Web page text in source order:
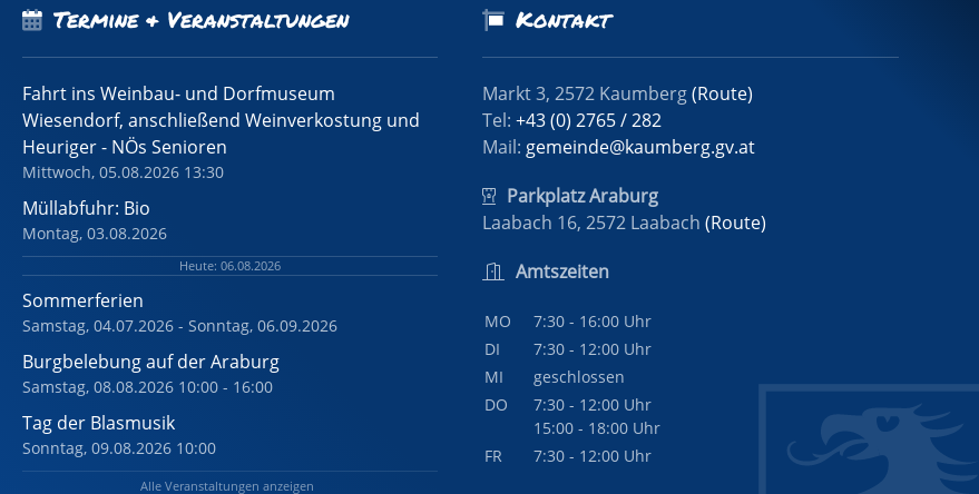
Termine & Veranstaltungen
Fahrt ins Weinbau- und Dorfmuseum
Wiesendorf, anschließend Weinverkostung und
Heuriger - NÖs Senioren
Mittwoch, 05.08.2026 13:30
Müllabfuhr: Bio
Montag, 03.08.2026
Heute: 06.08.2026
Sommerferien
Samstag, 04.07.2026 - Sonntag, 06.09.2026
Burgbelebung auf der Araburg
Samstag, 08.08.2026 10:00 - 16:00
Tag der Blasmusik
Sonntag, 09.08.2026 10:00
Alle Veranstaltungen anzeigen
Kontakt
Markt 3, 2572 Kaumberg(Route)
Tel:+43 (0) 2765 / 282
Mail: gemeinde@kaumberg.gv.at
Parkplatz Araburg
Laabach 16, 2572 Laabach(Route)
Amtszeiten
MO
7:30 - 16:00 Uhr
DI
7:30 - 12:00 Uhr
MI
geschlossen
DO
7:30 - 12:00 Uhr
15:00 - 18:00 Uhr
FR
7:30 - 12:00 Uhr